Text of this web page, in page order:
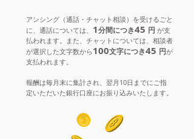
​アンシング（通話・チャット相談）を受けるごと
に、通話については、 1分間につき45 円 が支
払われます。また、チャットについては、相談者
が選択した文字数から100文字につき45 円が
支払われます。
報酬は毎月末に集計され、翌月10日までにご指
定いただいた銀行口座にお振り込みいたします。